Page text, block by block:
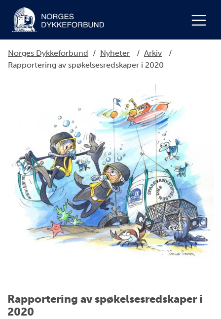
Norges Dykkeforbund / Nyheter / Arkiv
/
Rapportering av spøkelsesredskaper i 2020
Rapportering av spøkelsesredskaper i
2020